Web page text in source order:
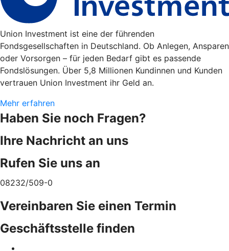
Union Investment ist eine der führenden
Fondsgesellschaften in Deutschland. Ob Anlegen, Ansparen
oder Vorsorgen – für jeden Bedarf gibt es passende
Fondslösungen. Über 5,8 Millionen Kundinnen und Kunden
vertrauen Union Investment ihr Geld an.
Mehr erfahren
Haben Sie noch Fragen?
Ihre Nachricht an uns
Rufen Sie uns an
08232/509-0
Vereinbaren Sie einen Termin
Geschäftsstelle finden